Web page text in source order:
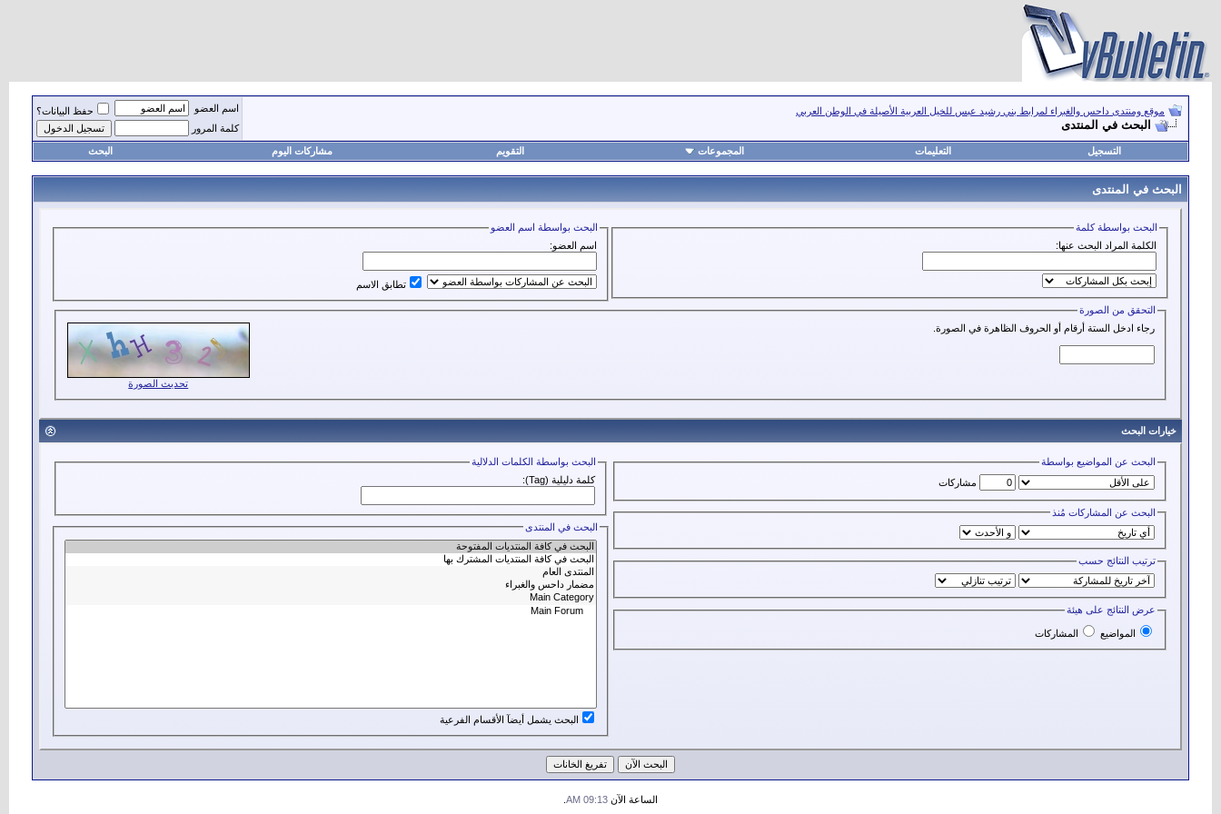
موقع ومنتدى داحس والغبراء لمرابط بني رشيد عبس للخيل العربية الأصيلة في الوطن العربي
البحث في المنتدى
اسم العضو
حفظ البيانات؟
كلمة المرور
التسجيل التعليمات المجموعات التقويم مشاركات اليوم البحث
البحث في المنتدى
البحث بواسطة كلمة
الكلمة المراد البحث عنها:
البحث بواسطة اسم العضو
اسم العضو:
تطابق الاسم
التحقق من الصورة
رجاء ادخل الستة أرقام أو الحروف الظاهرة في الصورة.
تحديث الصورة
خيارات البحث
البحث عن المواضيع بواسطة
مشاركات
البحث عن المشاركات مُنذ
ترتيب النتائج حسب
عرض النتائج على هيئة
المواضيع المشاركات
البحث بواسطة الكلمات الدلالية
كلمة دليلية (Tag):
البحث في المنتدى
البحث يشمل أيضآ الأقسام الفرعية
الساعة الآن 09:13 AM